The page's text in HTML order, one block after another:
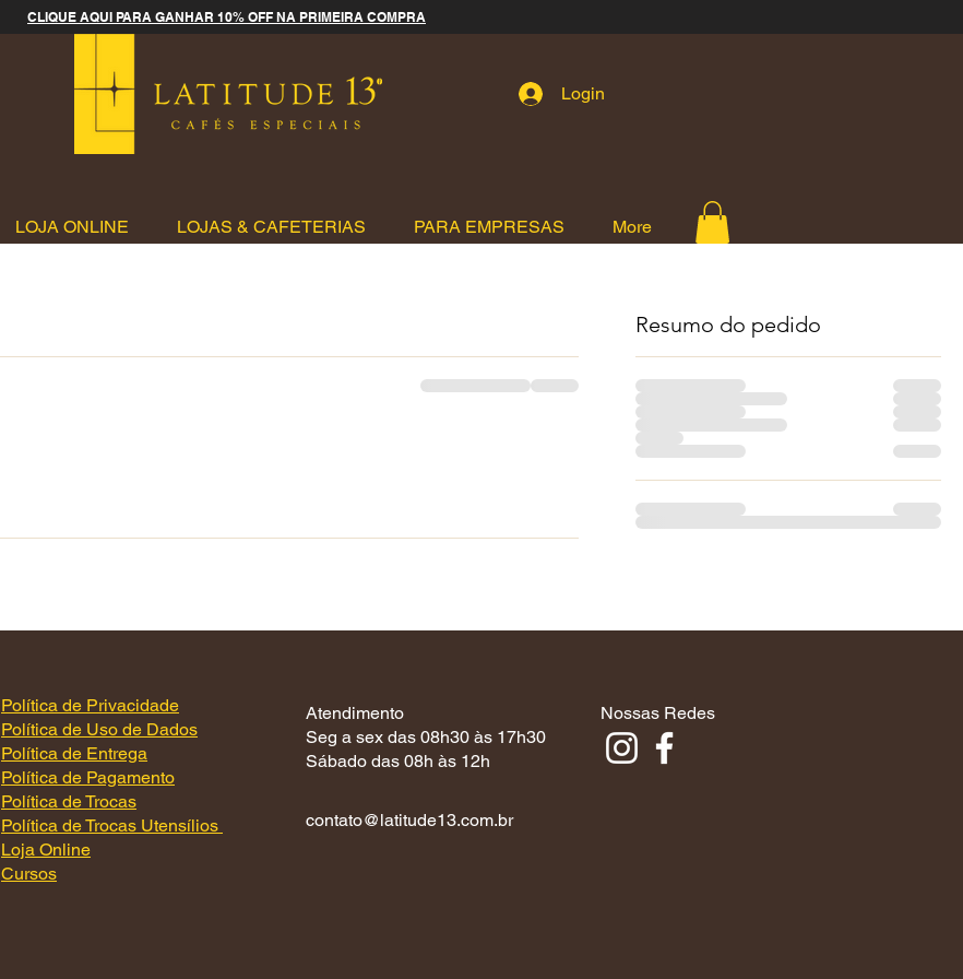
CLIQUE AQUI PARA GANHAR 10% OFF NA PRIMEIRA COMPRA
Login
LOJA ONLINE LOJAS & CAFETERIAS PARA EMPRESAS More
Resumo do pedido
Política de Privacidade
Política de Uso de Dados
Política de Entrega
Política de Pagamento
Política de Trocas
Política de Trocas Utensílios
Loja Online
Cursos
Atendimento
Seg a sex das 08h30 às 17h30
Sábado das 08h às 12h
contato@latitude13.com.br
Nossas Redes